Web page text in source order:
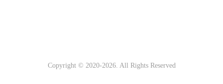
Copyright © 2020-2026. All Rights Reserved